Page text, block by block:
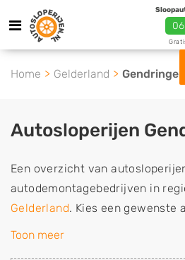
Home Gelderland Gendringen
Autosloperijen
Een overzicht van
autodemontagebedrijven in
Gelderland. Kies een gewenste
autosloop uit de lijst die
Toon meer